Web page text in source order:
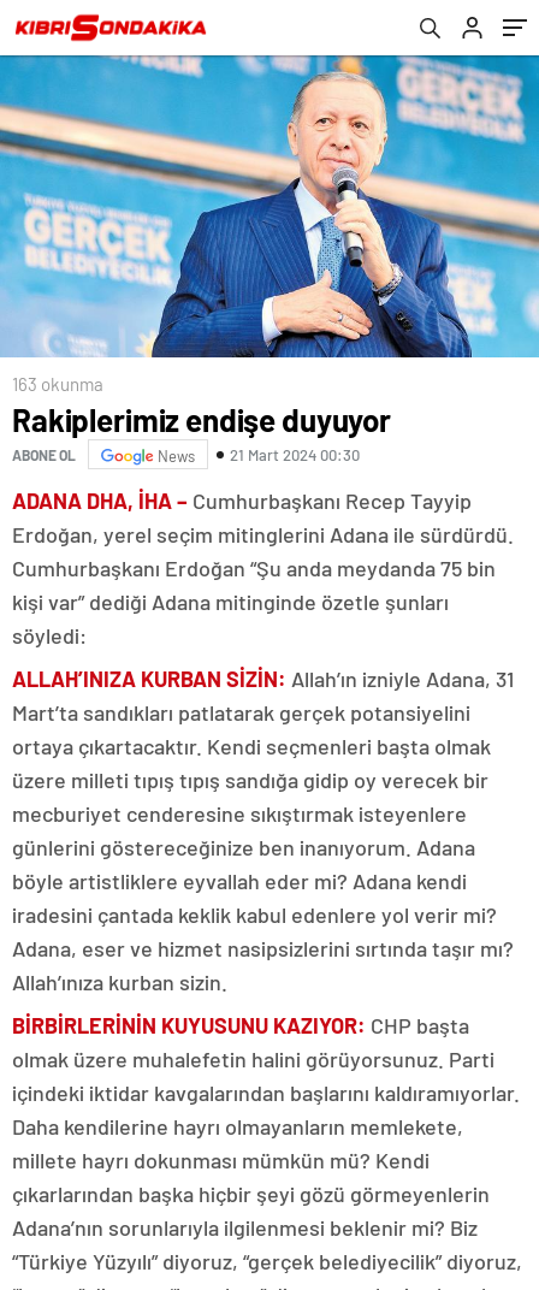
163 okunma
Rakiplerimiz endişe duyuyor
ABONE OL News 21 Mart 2024 00:30
ADANA DHA, İHA – Cumhurbaşkanı Recep Tayyip
Erdoğan, yerel seçim mitinglerini Adana ile sürdürdü.
Cumhurbaşkanı Erdoğan “Şu anda meydanda 75 bin
kişi var” dediği Adana mitinginde özetle şunları
söyledi:
ALLAH’INIZA KURBAN SİZİN: Allah’ın izniyle Adana, 31
Mart’ta sandıkları patlatarak gerçek potansiyelini
ortaya çıkartacaktır. Kendi seçmenleri başta olmak
üzere milleti tıpış tıpış sandığa gidip oy verecek bir
mecburiyet cenderesine sıkıştırmak isteyenlere
günlerini göstereceğinize ben inanıyorum. Adana
böyle artistliklere eyvallah eder mi? Adana kendi
iradesini çantada keklik kabul edenlere yol verir mi?
Adana, eser ve hizmet nasipsizlerini sırtında taşır mı?
Allah’ınıza kurban sizin.
BİRBİRLERİNİN KUYUSUNU KAZIYOR: CHP başta
olmak üzere muhalefetin halini görüyorsunuz. Parti
içindeki iktidar kavgalarından başlarını kaldıramıyorlar.
Daha kendilerine hayrı olmayanların memlekete,
millete hayrı dokunması mümkün mü? Kendi
çıkarlarından başka hiçbir şeyi gözü görmeyenlerin
Adana’nın sorunlarıyla ilgilenmesi beklenir mi? Biz
“Türkiye Yüzyılı” diyoruz, “gerçek belediyecilik” diyoruz,